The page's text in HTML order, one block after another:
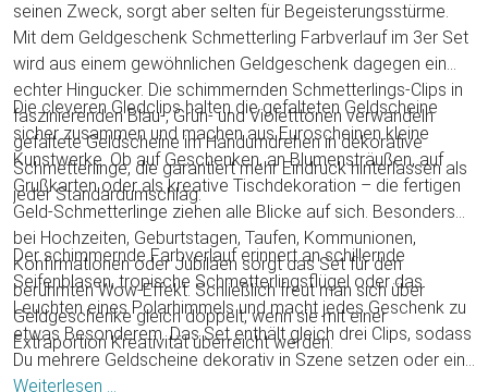
seinen Zweck, sorgt aber selten für Begeisterungsstürme.
Mit dem Geldgeschenk Schmetterling Farbverlauf im 3er Set
wird aus einem gewöhnlichen Geldgeschenk dagegen ein
echter Hingucker. Die schimmernden Schmetterlings-Clips in
faszinierenden Blau-, Grün- und Violetttönen verwandeln
gefaltete Geldscheine im Handumdrehen in dekorative
Schmetterlinge, die garantiert mehr Eindruck hinterlassen als
jeder Standardumschlag.
Die cleveren Gledclips halten die gefalteten Geldscheine
sicher zusammen und machen aus Euroscheinen kleine
Kunstwerke. Ob auf Geschenken, an Blumensträußen, auf
Grußkarten oder als kreative Tischdekoration – die fertigen
Geld-Schmetterlinge ziehen alle Blicke auf sich. Besonders
bei Hochzeiten, Geburtstagen, Taufen, Kommunionen,
Konfirmationen oder Jubiläen sorgt das Set für den
berühmten Wow-Effekt. Schließlich freut man sich über
Geldgeschenke gleich doppelt, wenn sie mit einer
Extraportion Kreativität überreicht werden.
Der schimmernde Farbverlauf erinnert an schillernde
Seifenblasen, tropische Schmetterlingsflügel oder das
Leuchten eines Polarhimmels und macht jedes Geschenk zu
etwas Besonderem. Das Set enthält gleich drei Clips, sodass
Du mehrere Geldscheine dekorativ in Szene setzen oder ein
besonders beeindruckendes Arrangement gestalten kannst.
Weiterlesen ...